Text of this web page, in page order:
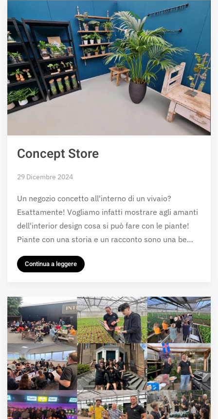
Concept Store
29 Dicembre 2024
Un negozio concetto all'interno di un vivaio?
Esattamente! Vogliamo infatti mostrare agli amanti
dell'interior design cosa si può fare con le piante!
Piante con una storia e un racconto sono una be…
Continua a leggere